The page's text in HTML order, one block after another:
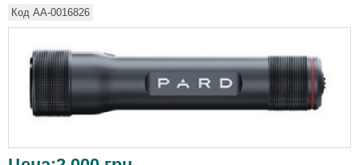
Код AA-0016826